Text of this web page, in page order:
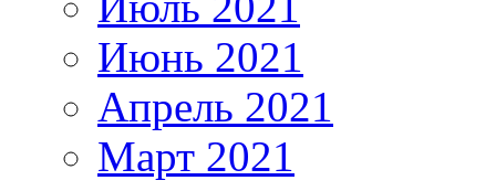
Июнь 2021
Апрель 2021
Март 2021